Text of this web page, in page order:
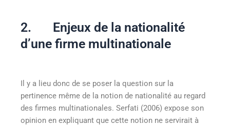
2. Enjeux de la nationalité
d’une firme multinationale
Il y a lieu donc de se poser la question sur la
pertinence même de la notion de nationalité au regard
des firmes multinationales. Serfati (2006) expose son
opinion en expliquant que cette notion ne servirait à